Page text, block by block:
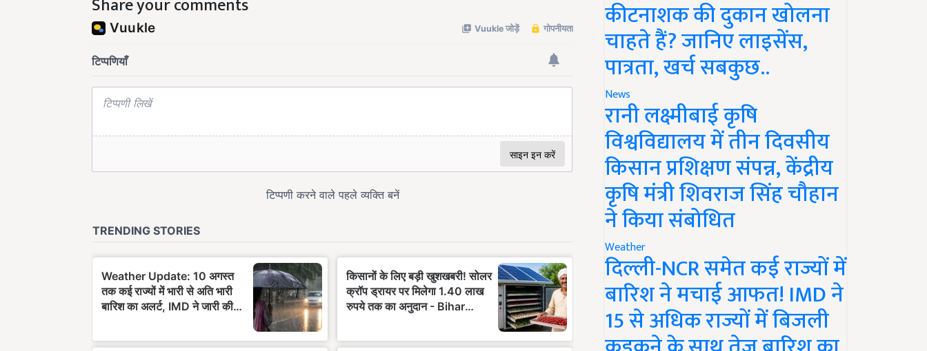
कीटनाशक की दुकान खोलना
चाहते हैं? जानिए लाइसेंस,
पात्रता, खर्च सबकुछ..
News
रानी लक्ष्मीबाई कृषि
विश्वविद्यालय में तीन दिवसीय
किसान प्रशिक्षण संपन्न, केंद्रीय
कृषि मंत्री शिवराज सिंह चौहान
ने किया संबोधित
Weather
दिल्ली-NCR समेत कई राज्यों में
बारिश ने मचाई आफत! IMD ने
15 से अधिक राज्यों में बिजली